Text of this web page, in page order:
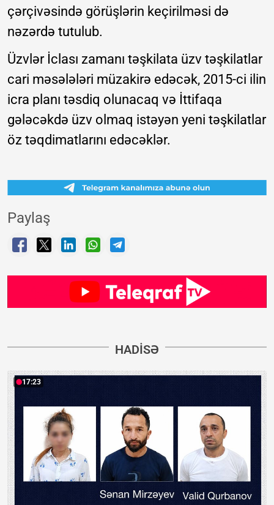
çərçivəsində görüşlərin keçirilməsi də
nəzərdə tutulub.
Üzvlər İclası zamanı təşkilata üzv təşkilatlar
cari məsələləri müzakirə edəcək, 2015-ci ilin
icra planı təsdiq olunacaq və İttifaqa
gələcəkdə üzv olmaq istəyən yeni təşkilatlar
öz təqdimatlarını edəcəklər.
Paylaş
HADISƏ
17:23